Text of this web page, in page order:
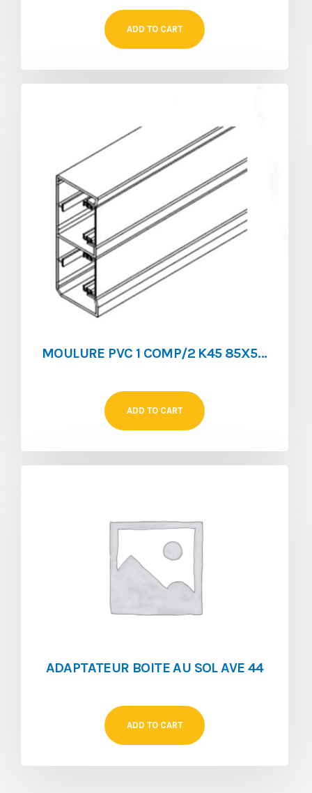
ADD TO CART
MOULURE PVC 1 COMP/2 K45 85X55/2 BLANC
ADD TO CART
ADAPTATEUR BOITE AU SOL AVE 44
ADD TO CART